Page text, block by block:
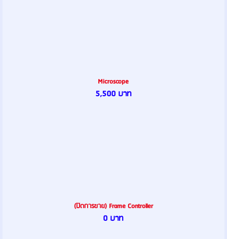
Microscope
5,500 บาท
(ปิดการขาย) Frame Controller
0 บาท